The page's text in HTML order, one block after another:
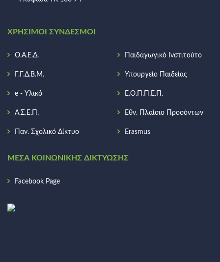
ΧΡΉΣΙΜΟΙ ΣΎΝΔΕΣΜΟΙ
Ο.Α.Ε.Δ. Παιδαγωγικό Ινστιτούτο
Γ.Γ.Δ.Β.Μ. Υπουργείο Παιδείας
e - Υλικό Ε.Ο.Π.Π.Ε.Π.
Α.Σ.Ε.Π. Εθν. Πλαίσιο Προσόντων
Παν. Σχολικό Δίκτυο Erasmus
ΜΈΣΑ ΚΟΙΝΩΝΙΚΉΣ ΔΙΚΤΎΩΣΗΣ
Facebook Page